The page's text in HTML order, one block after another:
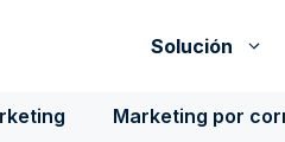
Solución
Marketing por